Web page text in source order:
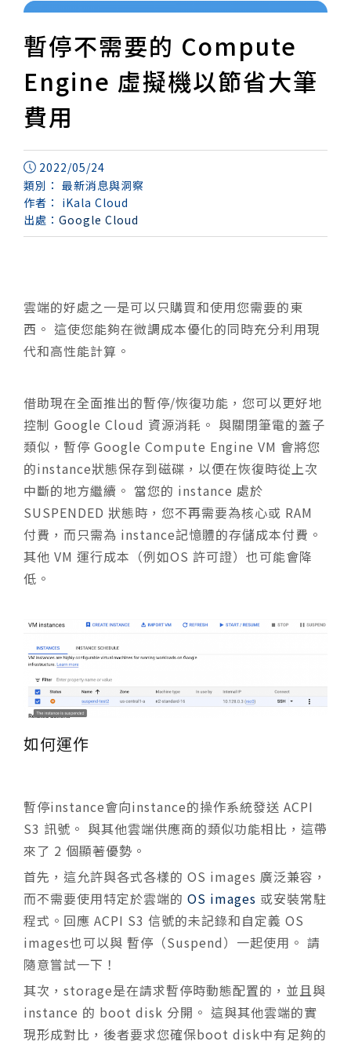
暫停不需要的 Compute
Engine 虛擬機以節省大筆
費用
2022/05/24
類別： 最新消息與洞察
作者： iKala Cloud
出處： Google Cloud
雲端的好處之一是可以只購買和使用您需要的東
西。 這使您能夠在微調成本優化的同時充分利用現
代和高性能計算。
借助現在全面推出的暫停/恢復功能，您可以更好地
控制 Google Cloud 資源消耗。 與關閉筆電的蓋子
類似，暫停 Google Compute Engine VM 會將您
的instance狀態保存到磁碟，以便在恢復時從上次
中斷的地方繼續。 當您的 instance 處於
SUSPENDED 狀態時，您不再需要為核心或 RAM
付費，而只需為 instance記憶體的存儲成本付費。
其他 VM 運行成本（例如OS 許可證）也可能會降
低。
如何運作
暫停instance會向instance的操作系統發送 ACPI
S3 訊號。 與其他雲端供應商的類似功能相比，這帶
來了 2 個顯著優勢。
首先，這允許與各式各樣的 OS images 廣泛兼容，
而不需要使用特定於雲端的 OS images 或安裝常駐
程式。回應 ACPI S3 信號的未記錄和自定義 OS
images也可以與 暫停（Suspend）一起使用。 請
隨意嘗試一下！
其次，storage是在請求暫停時動態配置的，並且與
instance 的 boot disk 分開。 這與其他雲端的實
現形成對比，後者要求您確保boot disk中有足夠的